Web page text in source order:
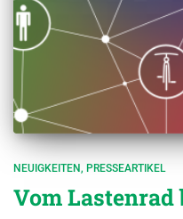
NEUIGKEITEN PRESSEARTIKEL
Vom Lastenrad